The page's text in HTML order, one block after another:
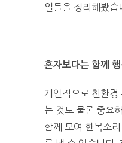
일들을 정리해봤습
혼자보다는 함께 행
개인적으로 친환경
는 것도 물론 중요
함께 모여 한목소